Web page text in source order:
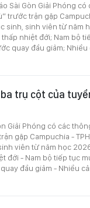
Sài Gòn Giải Phóng
trước trận gặp
sinh, sinh viên từ năm
nhiệt đới; Nam bộ
quay đầu giảm;
trụ cột của
Giải Phóng có các
gặp Campuchia -
viên từ năm học
đới - Nam bộ tiếp tục
đầu giảm - Nhiều